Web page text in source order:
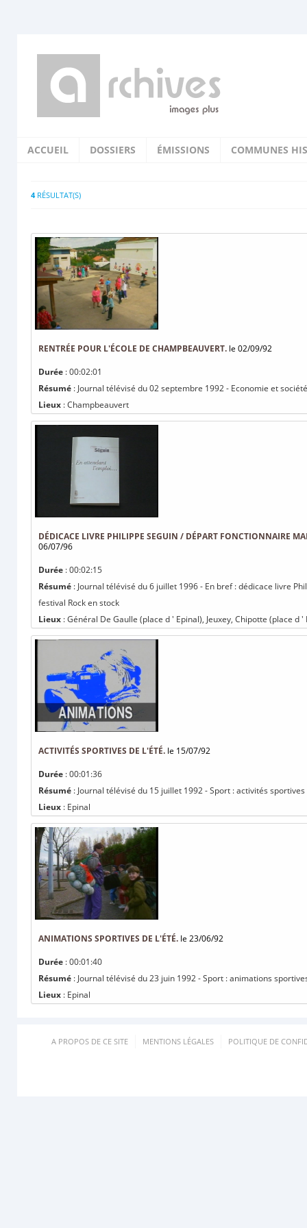
ACCUEIL DOSSIERS ÉMISSIONS COMMUNES
4RÉSULTAT(S)
RENTRÉE POUR L'ÉCOLE DE CHAMPBEAUVERT. le 02/09/92
Durée : 00:02:01
Résumé : Journal télévisé du 02 septembre 1992 - Economie et
Lieux : Champbeauvert
DÉDICACE LIVRE PHILIPPE SEGUIN / DÉPART FONCTIONNAIRE
06/07/96
Durée : 00:02:15
Résumé : Journal télévisé du 6 juillet 1996 - En bref : dédicace livre
festival Rock en stock
Lieux : Général De Gaulle (place d ' Epinal), Jeuxey, Chipotte (place d
ACTIVITÉS SPORTIVES DE L'ÉTÉ. le 15/07/92
Durée : 00:01:36
Résumé : Journal télévisé du 15 juillet 1992 - Sport : activités
Lieux : Epinal
ANIMATIONS SPORTIVES DE L'ÉTÉ. le 23/06/92
Durée : 00:01:40
Résumé : Journal télévisé du 23 juin 1992 - Sport : animations
Lieux : Epinal
A PROPOS DE CE SITE MENTIONS LÉGALES POLITIQUE DE